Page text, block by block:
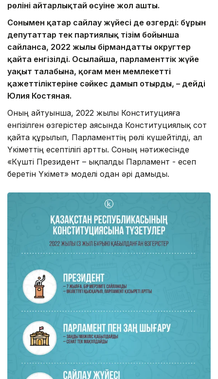
рөлінің айтарлықтай өсуіне жол ашты.
Сонымен қатар сайлау жүйесі де өзгерді: бұрын
депутаттар тек партиялық тізім бойынша
сайланса, 2022 жылы бірмандатты округтер
қайта енгізілді. Осылайша, парламенттік жүйе
уақыт талабына, қоғам мен мемлекеттің
қажеттіліктеріне сәйкес дамып отырды, – дейді
Юлия Костяная.
Оның айтуынша, 2022 жылы Конституцияға
енгізілген өзгерістер аясында Конституциялық сот
қайта құрылып, Парламенттің рөлі күшейтілді, ал
Үкіметтің есептілігі артты. Соның нәтижесінде
«Күшті Президент – ықпалды Парламент - есеп
беретін Үкімет» моделі одан әрі дамыды.